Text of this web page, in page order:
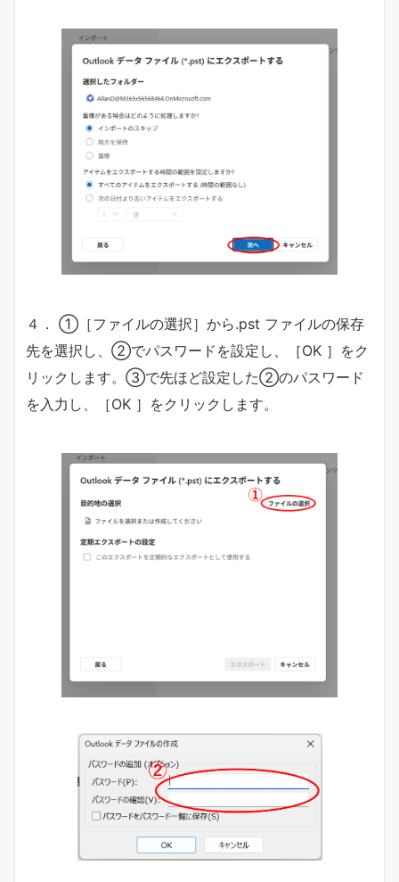
４． ①［ファイルの選択］から.pst ファイルの保存
先を選択し、②でパスワードを設定し、［OK ］をク
リックします。③で先ほど設定した②のパスワード
を入力し、［OK ］をクリックします。